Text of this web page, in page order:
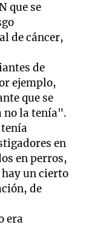
que se
de cáncer,
de
ejemplo,
que se
no la tenía".
en
en perros,
un cierto
de
era